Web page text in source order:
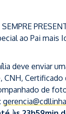
ao Pai mais
deve enviar
Certificado
de